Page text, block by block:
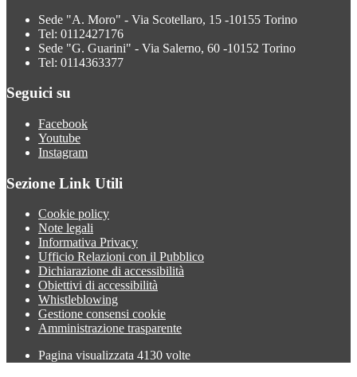
Sede "A. Moro" - Via Scotellaro, 15 -10155 Torino
Tel: 0112427176
Sede "G. Guarini" - Via Salerno, 60 -10152 Torino
Tel: 0114363377
Seguici su
Facebook
Youtube
Instagram
Sezione Link Utili
Cookie policy
Note legali
Informativa Privacy
Ufficio Relazioni con il Pubblico
Dichiarazione di accessibilità
Obiettivi di accessibilità
Whistleblowing
Gestione consensi cookie
Amministrazione trasparente
Pagina visualizzata 4130 volte